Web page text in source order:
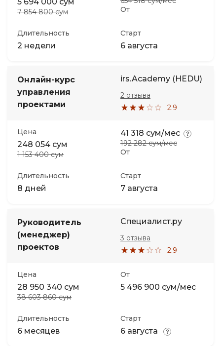
7 854 800 сум От
Длительность
2 недели
Старт
6 августа
Онлайн-курс
управления
проектами
irs.Academy (HEDU)
2.9
2 отзыва
Цена
248 054 сум
1 153 400 сум От
41 318 сум/мес
192 282 сум/мес
Длительность
8 дней
Старт
7 августа
Руководитель
(менеджер)
проектов
Специалист.ру
2.9
3 отзыва
Цена
28 950 340 сум
38 603 860 сум
От
5 496 900 сум/мес
Длительность
6 месяцев
Старт
6 августа